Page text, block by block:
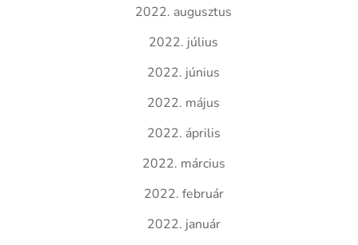
2022. augusztus
2022. július
2022. június
2022. május
2022. április
2022. március
2022. február
2022. január